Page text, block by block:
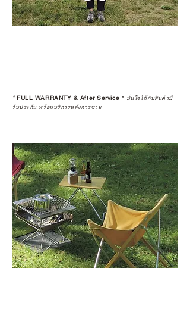
*FULL WARRANTY & After Service * มั่นใจได้กับสินค้ามี
รับประกัน พร้อมบริการหลังการขาย